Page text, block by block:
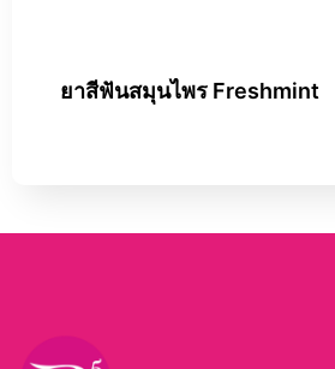
ยาสีฟันสมุนไพร Freshmint